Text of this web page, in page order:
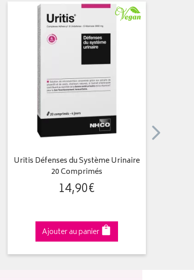
Uritis Défenses du Système Urinaire
20 Comprimés
14,90€
Ajouter au panier